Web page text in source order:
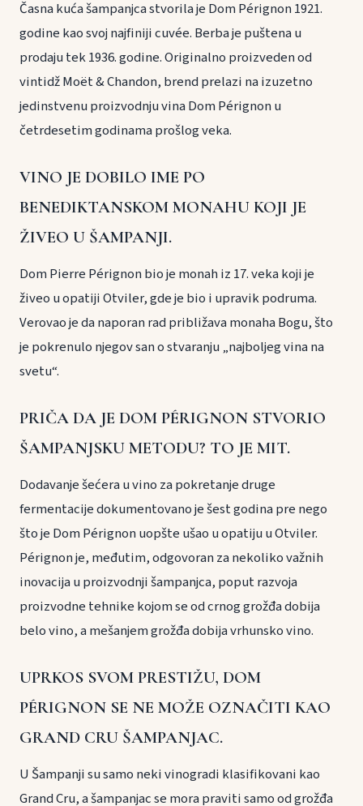
Časna kuća šampanjca stvorila je Dom Pérignon 1921.
godine kao svoj najfiniji cuvée. Berba je puštena u
prodaju tek 1936. godine. Originalno proizveden od
vintidž Moët & Chandon, brend prelazi na izuzetno
jedinstvenu proizvodnju vina Dom Pérignon u
četrdesetim godinama prošlog veka.
VINO JE DOBILO IME PO
BENEDIKTANSKOM MONAHU KOJI JE
ŽIVEO U ŠAMPANJI.
Dom Pierre Pérignon bio je monah iz 17. veka koji je
živeo u opatiji Otviler, gde je bio i upravik podruma.
Verovao je da naporan rad približava monaha Bogu, što
je pokrenulo njegov san o stvaranju „najboljeg vina na
svetu“.
PRIČA DA JE DOM PÉRIGNON STVORIO
ŠAMPANJSKU METODU? TO JE MIT.
Dodavanje šećera u vino za pokretanje druge
fermentacije dokumentovano je šest godina pre nego
što je Dom Pérignon uopšte ušao u opatiju u Otviler.
Pérignon je, međutim, odgovoran za nekoliko važnih
inovacija u proizvodnji šampanjca, poput razvoja
proizvodne tehnike kojom se od crnog grožđa dobija
belo vino, a mešanjem grožđa dobija vrhunsko vino.
UPRKOS SVOM PRESTIŽU, DOM
PÉRIGNON SE NE MOŽE OZNAČITI KAO
GRAND CRU ŠAMPANJAC.
U Šampanji su samo neki vinogradi klasifikovani kao
Grand Cru, a šampanjac se mora praviti samo od grožđa